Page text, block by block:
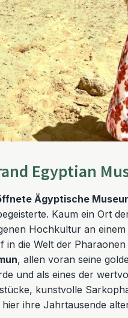
Egyptian
Ägyptische
Kaum ein Ort
Hochkultur an
in die Welt der
, allen voran seine
und als eines der
kunstvolle
ihre Jahrtausende